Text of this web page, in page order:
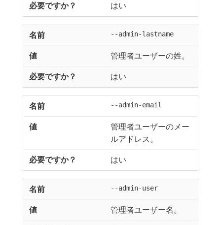
はい
--admin-lastname
管理者ユーザーの姓。
はい
--admin-email
管理者ユーザーのメー
ルアドレス。
はい
--admin-user
管理者ユーザー名。